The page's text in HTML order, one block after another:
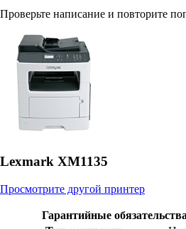
Проверьте написание и повторите
Lexmark XM1135
Просмотрите другой принтер
Гарантийные обязательства